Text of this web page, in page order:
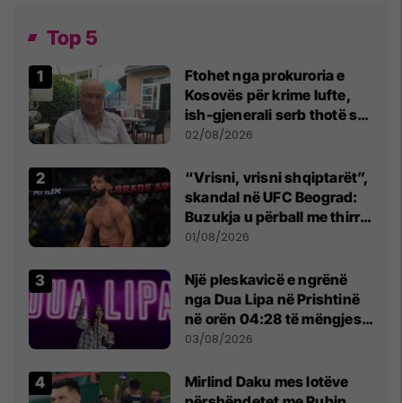
Top 5
Ftohet nga prokuroria e
Kosovës për krime lufte,
ish-gjenerali serb thotë se
dikush e tradhtoi në
02/08/2026
“Vrisni, vrisni shqiptarët”,
skandal në UFC Beograd:
Buzukja u përball me thirrje
anti-shqiptare nga
01/08/2026
Një pleskavicë e ngrënë
nga Dua Lipa në Prishtinë
në orën 04:28 të mëngjesit
- dhe bota digjitale serbe
03/08/2026
Mirlind Daku mes lotëve